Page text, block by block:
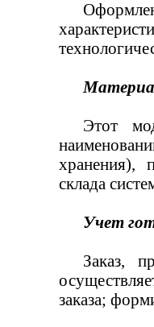
Этот
хранения),
склада
Учет
Заказ,
заказа;